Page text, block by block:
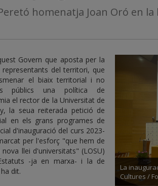
homenatja Joan Oró en
La
Cultures /
Govern que aposta per la
del territori, que
el biaix territorial i no
públics una política de
el rector de la Universitat de
la seua reiterada petició de
en els grans programes de
d'inauguració del curs 2023-
per l'esforç "que hem de
llei d'universitats" (LOSU)
-ja en marxa- i la de
dit.